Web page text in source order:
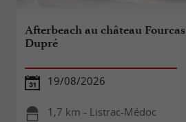
Afterbeach au château Fourcas
Dupré
19/08/2026
1,7 km - Listrac-Médoc